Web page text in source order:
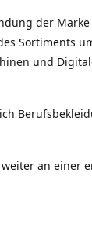
der
Sortiments
und
an einer